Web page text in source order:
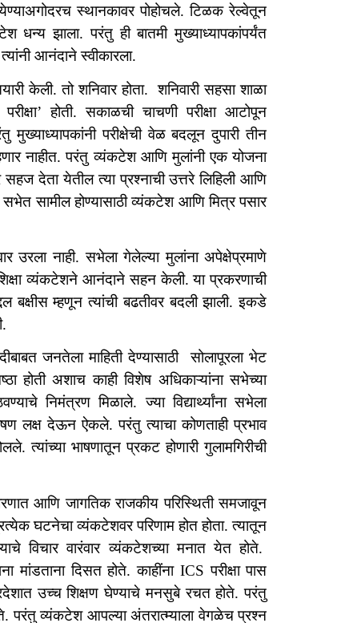
स्थानकावर पोहोचले. टिळक रेल्वेतून
धन्य झाला. परंतु ही बातमी मुख्याध्यापकांपर्यंत
आनंदाने स्वीकारला.
केली. तो शनिवार होता. शनिवारी सहसा शाळा
होती. सकाळची चाचणी परीक्षा आटोपून
परीक्षेची वेळ बदलून दुपारी तीन
नाहीत. परंतु व्यंकटेश आणि मुलांनी एक योजना
देता येतील त्या प्रश्नाची उत्तरे लिहिली आणि
सामील होण्यासाठी व्यंकटेश आणि मित्र पसार
उरला नाही. सभेला गेलेल्या मुलांना अपेक्षेप्रमाणे
शिक्षा व्यंकटेशने आनंदाने सहन केली. या प्रकरणाची
बक्षीस म्हणून त्यांची बढतीवर बदली झाली. इकडे
जनतेला माहिती देण्यासाठी सोलापूरला भेट
होती अशाच काही विशेष अधिकाऱ्यांना सभेच्या
निमंत्रण मिळाले. ज्या विद्यार्थ्यांना सभेला
लक्ष देऊन ऐकले. परंतु त्याचा कोणताही प्रभाव
त्यांच्या भाषणातून प्रकट होणारी गुलामगिरीची
आणि जागतिक राजकीय परिस्थिती समजावून
घटनेचा व्यंकटेशवर परिणाम होत होता. त्यातून
विचार वारंवार व्यंकटेशच्या मनात येत होते.
दिसत होते. काहींना ICS परीक्षा पास
उच्च शिक्षण घेण्याचे मनसुबे रचत होते. परंतु
परंतु व्यंकटेश आपल्या अंतरात्म्याला वेगळेच प्रश्न